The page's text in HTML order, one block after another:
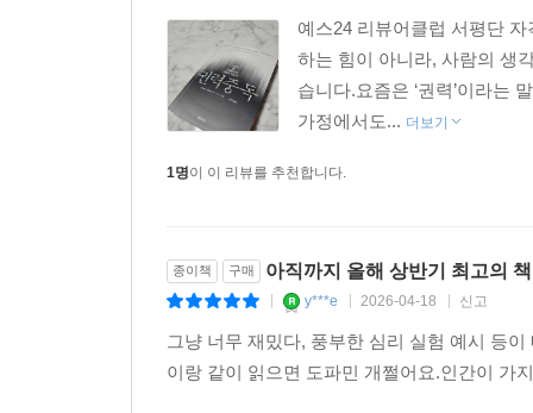
예스24 리뷰어클럽 서평단
하는 힘이 아니라, 사람의 생
습니다.요즘은 ‘권력’이라는
가정에서도... 더보기
1명이 이 리뷰를 추천합니다.
종이책 구매 아직까지 올해 상반기 최고의 책
y***e 2026-04-18 신고
그냥 너무 재밌다, 풍부한 심리 실험 예시 등
이랑 같이 읽으면 도파민 개쩔어요.인간이 가